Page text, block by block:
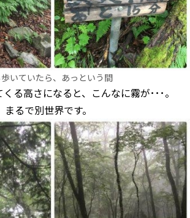
いていたら、あっという間
る高さになると、こんなに霧が･･･。
るで別世界です。